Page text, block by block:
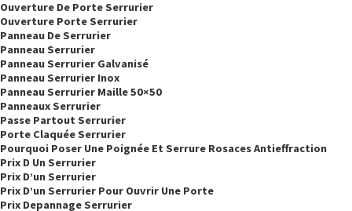
Ouverture De Porte Serrurier
Ouverture Porte Serrurier
Panneau De Serrurier
Panneau Serrurier
Panneau Serrurier Galvanisé
Panneau Serrurier Inox
Panneau Serrurier Maille 50×50
Panneaux Serrurier
Passe Partout Serrurier
Porte Claquée Serrurier
Pourquoi Poser Une Poignée Et Serrure Rosaces Antieffraction
Prix D Un Serrurier
Prix D’un Serrurier
Prix D’un Serrurier Pour Ouvrir Une Porte
Prix Depannage Serrurier